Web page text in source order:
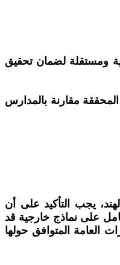
ومستقلة لضمان تحقيق
مقارنة بالمدارس
يجب التأكيد على أن
على نماذج خارجية قد
العامة المتوافق حولها